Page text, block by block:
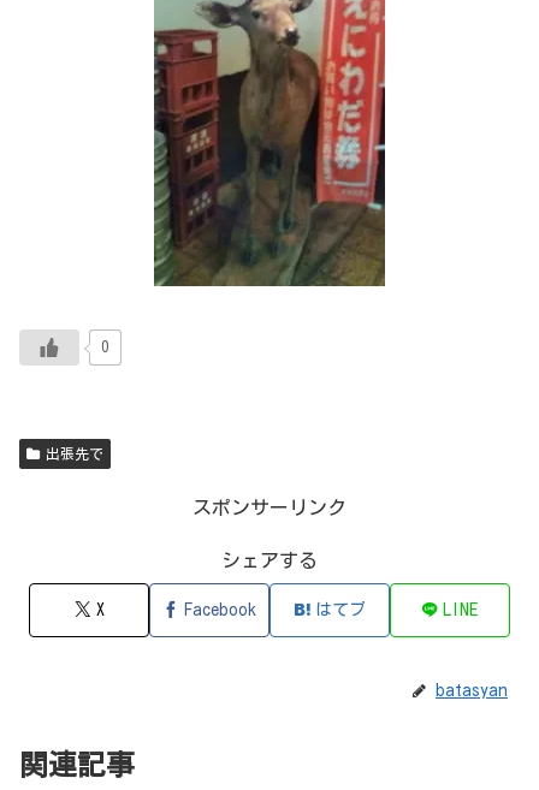
0
出張先で
スポンサーリンク
シェアする
X Facebook はてブ LINE
batasyan
関連記事